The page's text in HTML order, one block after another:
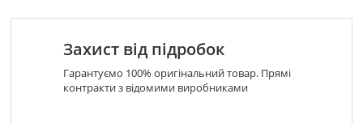
Захист від підробок
Гарантуємо 100% оригінальний товар. Прямі
контракти з відомими виробниками